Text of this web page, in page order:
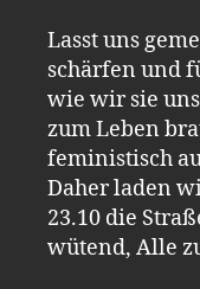
Lasst uns
schärfen und
wie wir sie
zum Leben
feministisch
Daher laden
23.10 die
wütend, Alle